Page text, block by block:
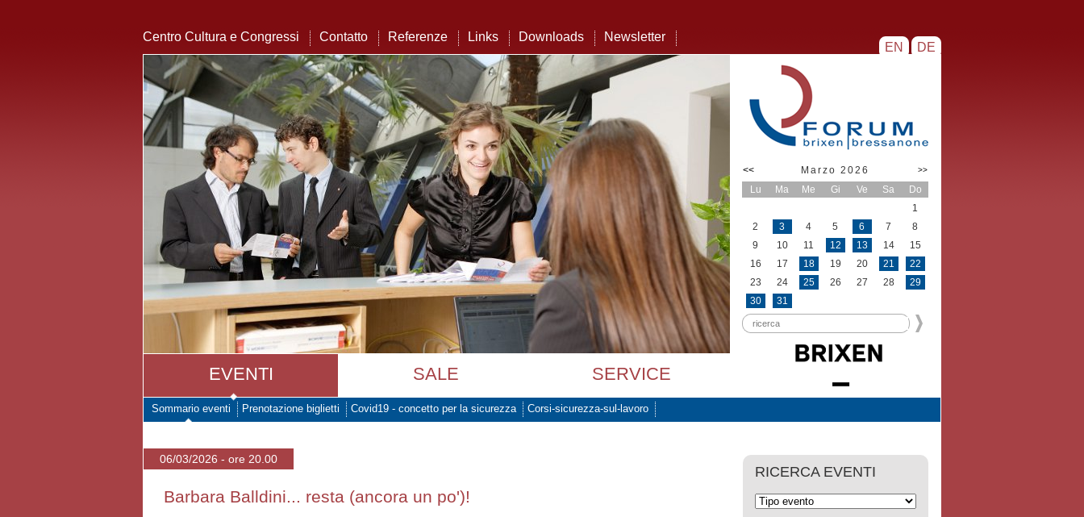
EN DE
Centro Cultura e Congressi Contatto Referenze Links Downloads Newsletter
EVENTI SALE SERVICE
<< Marzo 2026 >>
Lu Ma Me Gi Ve Sa
Do
1
2
3 4 5 6 7
8
9
10 11 12 13 14
15
16
17 18 19 20 21
22
23
24 25 26 27 28
29
30
31
Sommario eventi Prenotazione biglietti Covid19 - concetto per la sicurezza Corsi-sicurezza-sul-lavoro
06/03/2026 - ore 20.00
Barbara Balldini... resta (ancora un po')!
RICERCA EVENTI